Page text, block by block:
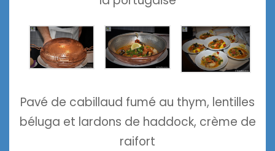
Pavé de cabillaud fumé au thym, lentilles
béluga et lardons de haddock, crème de
raifort